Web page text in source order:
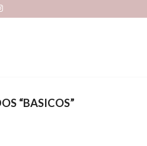
“BASICOS”